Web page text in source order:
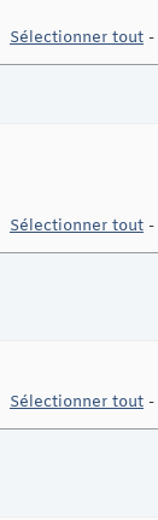
Sélectionner tout -
Sélectionner tout -
Sélectionner tout -